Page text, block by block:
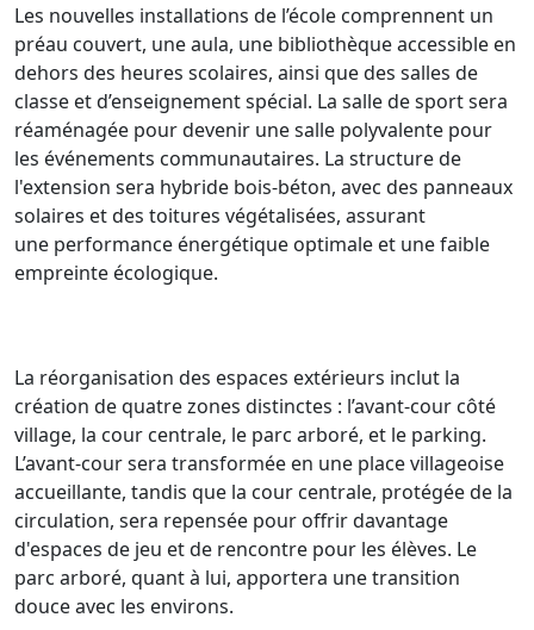
Les nouvelles installations de l’école comprennent un
préau couvert, une aula, une bibliothèque accessible en
dehors des heures scolaires, ainsi que des salles de
classe et d’enseignement spécial. La salle de sport sera
réaménagée pour devenir une salle polyvalente pour
les événements communautaires. La structure de
l'extension sera hybride bois-béton, avec des panneaux
solaires et des toitures végétalisées, assurant
une performance énergétique optimale et une faible
empreinte écologique.
La réorganisation des espaces extérieurs inclut la
création de quatre zones distinctes : l’avant-cour côté
village, la cour centrale, le parc arboré, et le parking.
L’avant-cour sera transformée en une place villageoise
accueillante, tandis que la cour centrale, protégée de la
circulation, sera repensée pour offrir davantage
d'espaces de jeu et de rencontre pour les élèves. Le
parc arboré, quant à lui, apportera une transition
douce avec les environs.